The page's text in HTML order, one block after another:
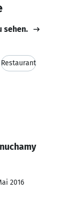
sehen.
Restaurant
2016